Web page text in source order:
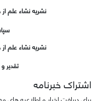
نشریه نشاء علم
نشریه نشاء علم
تقدیر
اشتراک خبرنامه